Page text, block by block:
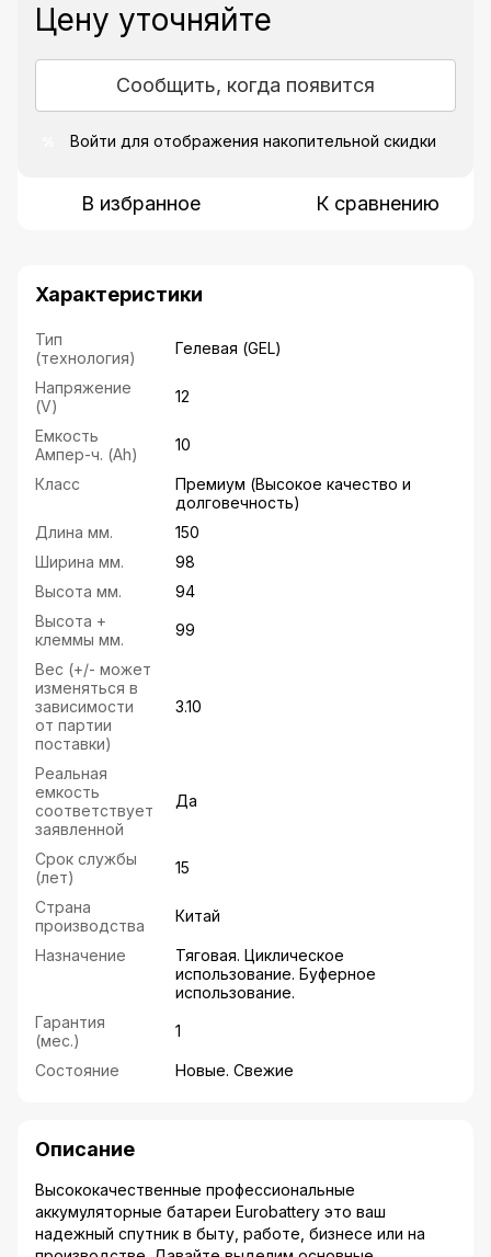
Цену уточняйте
Сообщить, когда появится
Войти для отображения накопительной скидки
В избранное К сравнению
Характеристики
Тип
(технология)
Гелевая (GEL)
Напряжение
(V)
12
Емкость
Ампер-ч. (Ah)
10
Класс
Премиум (Высокое качество и
долговечность)
Длина мм.
150
Ширина мм.
98
Высота мм.
94
Высота +
клеммы мм.
99
Вес (+/- может
изменяться в
зависимости
от партии
поставки)
3.10
Реальная
емкость
соответствует
заявленной
Да
Срок службы
(лет)
15
Страна
производства
Китай
Назначение
Тяговая. Циклическое
использование. Буферное
использование.
Гарантия
(мес.)
1
Состояние Новые. Свежие
Описание
Высококачественные профессиональные
аккумуляторные батареи Eurobattery это ваш
надежный спутник в быту, работе, бизнесе или на